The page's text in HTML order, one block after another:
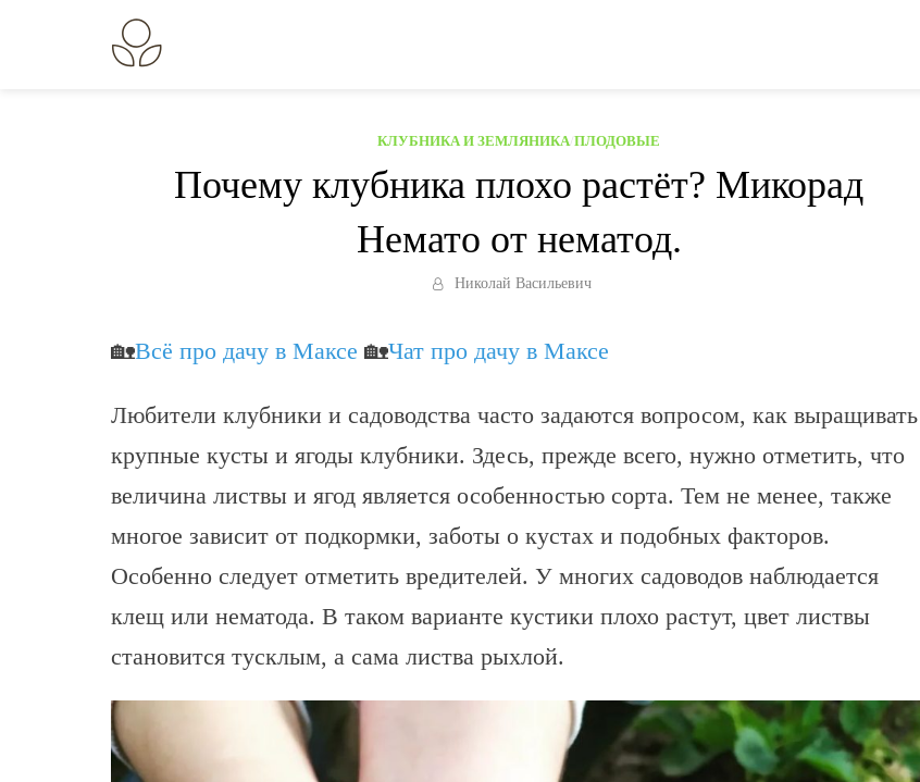
КЛУБНИКА И ЗЕМЛЯНИКА/ ПЛОДОВЫЕ
Почему клубника плохо растёт? Микорад
Немато от нематод.
Николай Васильевич
🏡Всё про дачу в Максе 🏡Чат про дачу в Максе
Любители клубники и садоводства часто задаются вопросом, как выращивать
крупные кусты и ягоды клубники. Здесь, прежде всего, нужно отметить, что
величина листвы и ягод является особенностью сорта. Тем не менее, также
многое зависит от подкормки, заботы о кустах и подобных факторов.
Особенно следует отметить вредителей. У многих садоводов наблюдается
клещ или нематода. В таком варианте кустики плохо растут, цвет листвы
становится тусклым, а сама листва рыхлой.